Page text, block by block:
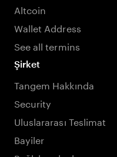
Altcoin
Wallet Address
See all termins
Şirket
Tangem Hakkında
Security
Uluslararası Teslimat
Bayiler